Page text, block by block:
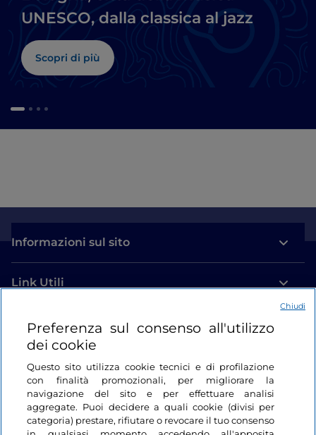
UNESCO, dalla classica al jazz
Scopri di più
Informazioni sul sito
Link Utili
Login
Restiamo in contatto
Preferenza sul consenso all'utilizzo
dei cookie
Questo sito utilizza cookie tecnici e di profilazione
con finalità promozionali, per migliorare la
navigazione del sito e per effettuare analisi
aggregate. Puoi decidere a quali cookie (divisi per
categoria) prestare, rifiutare o revocare il tuo consenso
Chiudi